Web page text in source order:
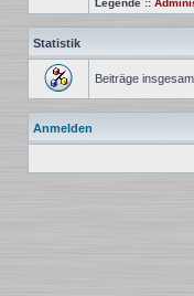
Legende ::
Statistik
Beiträge
Anmelden